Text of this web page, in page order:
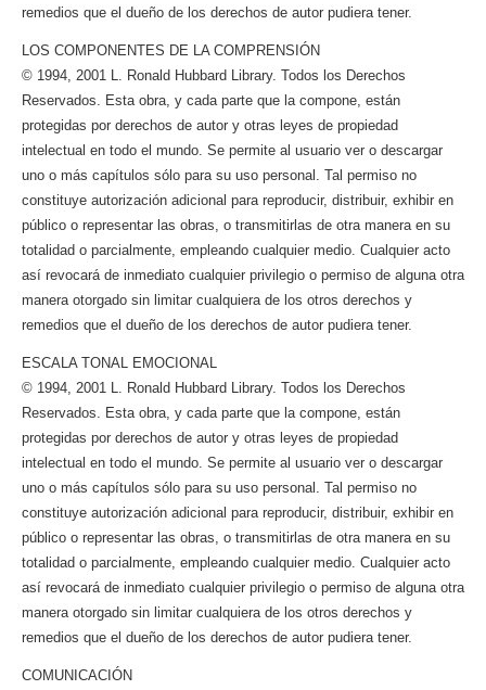
remedios que el dueño de los derechos de autor pudiera tener.
LOS COMPONENTES DE LA COMPRENSIÓN
© 1994, 2001 L. Ronald Hubbard Library. Todos los Derechos
Reservados. Esta obra, y cada parte que la compone, están
protegidas por derechos de autor y otras leyes de propiedad
intelectual en todo el mundo. Se permite al usuario ver o descargar
uno o más capítulos sólo para su uso personal. Tal permiso no
constituye autorización adicional para reproducir, distribuir, exhibir en
público o representar las obras, o transmitirlas de otra manera en su
totalidad o parcialmente, empleando cualquier medio. Cualquier acto
así revocará de inmediato cualquier privilegio o permiso de alguna otra
manera otorgado sin limitar cualquiera de los otros derechos y
remedios que el dueño de los derechos de autor pudiera tener.
ESCALA TONAL EMOCIONAL
© 1994, 2001 L. Ronald Hubbard Library. Todos los Derechos
Reservados. Esta obra, y cada parte que la compone, están
protegidas por derechos de autor y otras leyes de propiedad
intelectual en todo el mundo. Se permite al usuario ver o descargar
uno o más capítulos sólo para su uso personal. Tal permiso no
constituye autorización adicional para reproducir, distribuir, exhibir en
público o representar las obras, o transmitirlas de otra manera en su
totalidad o parcialmente, empleando cualquier medio. Cualquier acto
así revocará de inmediato cualquier privilegio o permiso de alguna otra
manera otorgado sin limitar cualquiera de los otros derechos y
remedios que el dueño de los derechos de autor pudiera tener.
COMUNICACIÓN